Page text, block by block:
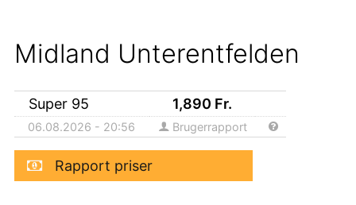
Midland Unterentfelden
Super 95 1,890 Fr.
06.08.2026 - 20:56 Brugerrapport
Rapport priser